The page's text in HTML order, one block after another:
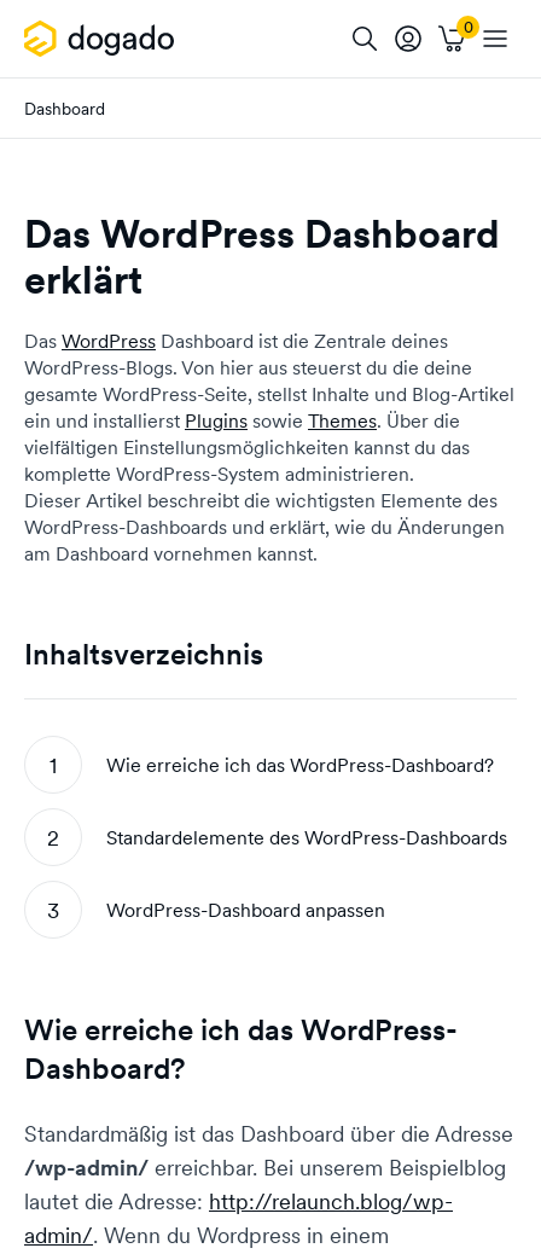
Dashboard
Das WordPress Dashboard
erklärt
Das WordPress Dashboard ist die Zentrale deines
WordPress-Blogs. Von hier aus steuerst du die deine
gesamte WordPress-Seite, stellst Inhalte und Blog-Artikel
ein und installierst Plugins sowie Themes. Über die
vielfältigen Einstellungsmöglichkeiten kannst du das
komplette WordPress-System administrieren.
Dieser Artikel beschreibt die wichtigsten Elemente des
WordPress-Dashboards und erklärt, wie du Änderungen
am Dashboard vornehmen kannst.
Inhaltsverzeichnis
Wie erreiche ich das WordPress-Dashboard?
Standardelemente des WordPress-Dashboards
WordPress-Dashboard anpassen
Wie erreiche ich das WordPress-
Dashboard?
Standardmäßig ist das Dashboard über die Adresse
/wp-admin/ erreichbar. Bei unserem Beispielblog
lautet die Adresse: http://relaunch.blog/wp-
admin/. Wenn du Wordpress in einem